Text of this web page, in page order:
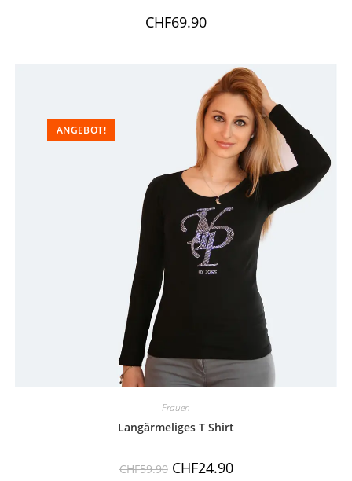
CHF69.90
ANGEBOT!
Frauen
Langärmeliges T Shirt
CHF59.90 CHF24.90